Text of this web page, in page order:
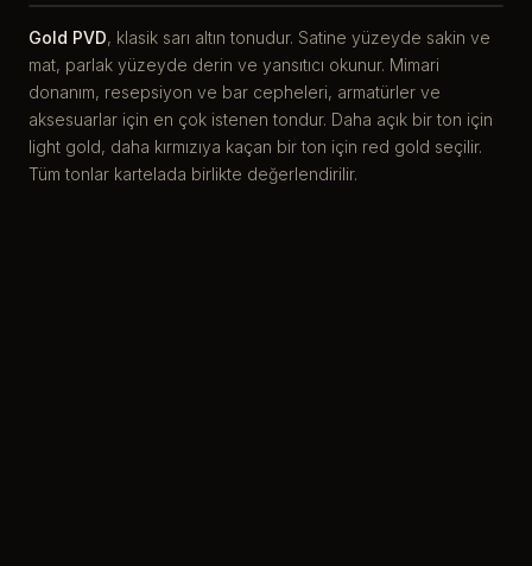
Gold PVD, klasik sarı altın tonudur. Satine yüzeyde sakin ve
mat, parlak yüzeyde derin ve yansıtıcı okunur. Mimari
donanım, resepsiyon ve bar cepheleri, armatürler ve
aksesuarlar için en çok istenen tondur. Daha açık bir ton için
light gold, daha kırmızıya kaçan bir ton için red gold seçilir.
Tüm tonlar kartelada birlikte değerlendirilir.